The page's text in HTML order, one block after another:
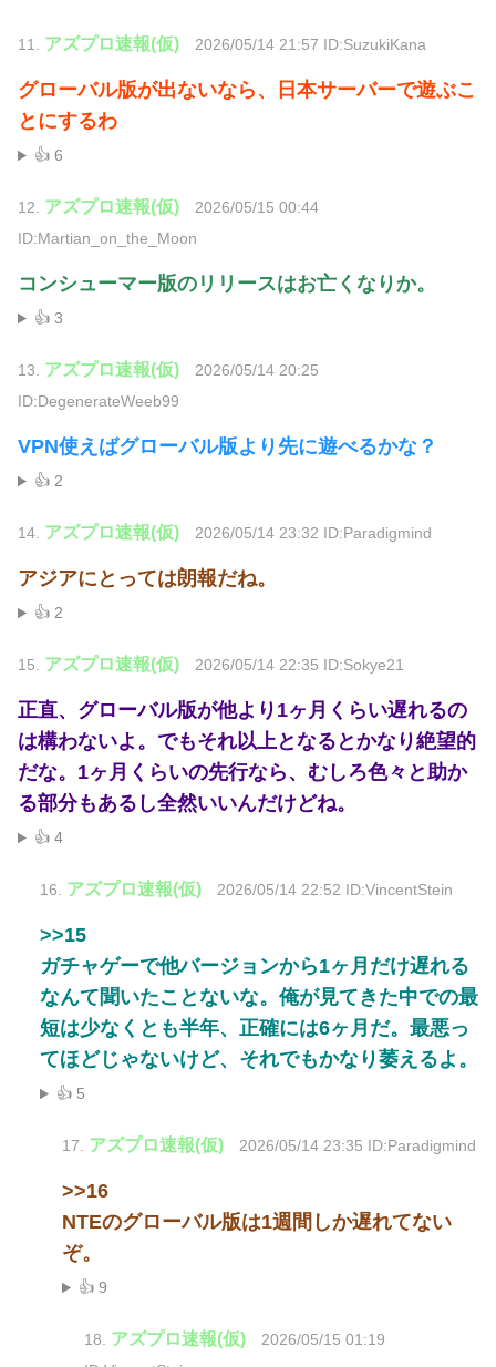
11. アズプロ速報(仮) 2026/05/14 21:57 ID:SuzukiKana
グローバル版が出ないなら、日本サーバーで遊ぶこ
とにするわ
👍 6
12. アズプロ速報(仮)
2026/05/15 00:44
ID:Martian_on_the_Moon
コンシューマー版のリリースはお亡くなりか。
👍 3
13. アズプロ速報(仮)
2026/05/14 20:25
ID:DegenerateWeeb99
VPN使えばグローバル版より先に遊べるかな？
👍 2
14. アズプロ速報(仮) 2026/05/14 23:32 ID:Paradigmind
アジアにとっては朗報だね。
👍 2
15. アズプロ速報(仮) 2026/05/14 22:35 ID:Sokye21
正直、グローバル版が他より1ヶ月くらい遅れるの
は構わないよ。でもそれ以上となるとかなり絶望的
だな。1ヶ月くらいの先行なら、むしろ色々と助か
る部分もあるし全然いいんだけどね。
👍 4
16. アズプロ速報(仮) 2026/05/14 22:52 ID:VincentStein
>>15
ガチャゲーで他バージョンから1ヶ月だけ遅れる
なんて聞いたことないな。俺が見てきた中での最
短は少なくとも半年、正確には6ヶ月だ。最悪っ
てほどじゃないけど、それでもかなり萎えるよ。
👍 5
17. アズプロ速報(仮) 2026/05/14 23:35 ID:Paradigmind
>>16
NTEのグローバル版は1週間しか遅れてない
ぞ。
👍 9
18. アズプロ速報(仮)
2026/05/15 01:19